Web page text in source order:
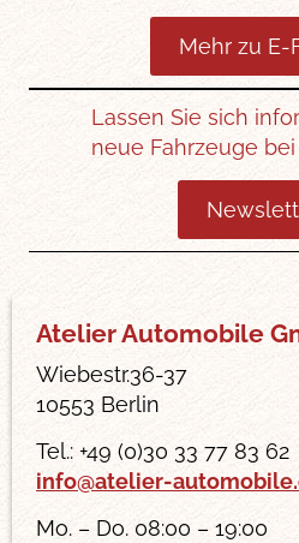
Mehr zu E-
Lassen Sie sich
neue Fahrzeuge
Atelier Automobile
Wiebestr.36-37
10553 Berlin
Tel.: +49 (0)30 33 77 83 62
info@atelier-
Mo. – Do. 08:00 – 19:00